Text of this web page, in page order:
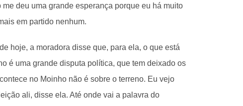
deu uma grande esperança porque eu há muito
em partido nenhum.
hoje, a moradora disse que, para ela, o que está
é uma grande disputa política, que tem deixado os
no Moinho não é sobre o terreno. Eu vejo
ali, disse ela. Até onde vai a palavra do